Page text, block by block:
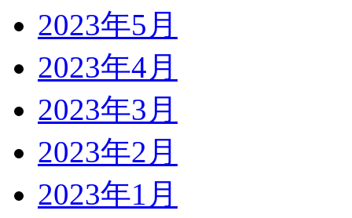
2023年5月
2023年4月
2023年3月
2023年2月
2023年1月